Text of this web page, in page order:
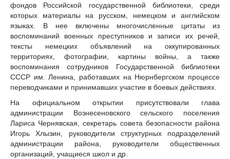
фондов Российской государственной библиотеки, среди
которых материалы на русском, немецком и английском
языках. В нее включены многочисленные цитаты из
воспоминаний военных преступников и записи их речей,
тексты немецких объявлений на оккупированных
территориях, фотографии, картины войны, а также
воспоминания сотрудников Государственной библиотеки
СССР им. Ленина, работавших на Нюрнбергском процессе
переводчиками и принимавших участие в боевых действиях.
На официальном открытии присутствовали глава
администрации Вознесеновского сельского поселения
Лариса Чернявская, секретарь совета безопасности района
Игорь Хлызин, руководители структурных подразделений
администрации района, руководители общественных
организаций, учащиеся школ и др.